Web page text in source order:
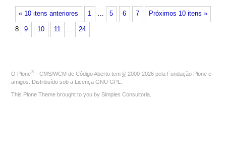
« 10 itens anteriores Próximos 10 itens »
1 … 5 6 7
8 9 10 11 … 24
O Plone® - CMS/WCM de Código Aberto tem © 2000-2026 pela Fundação Plone e
amigos. Distribuído sob a Licença GNU GPL
This Plone Theme brought to you by Simples Consultoria